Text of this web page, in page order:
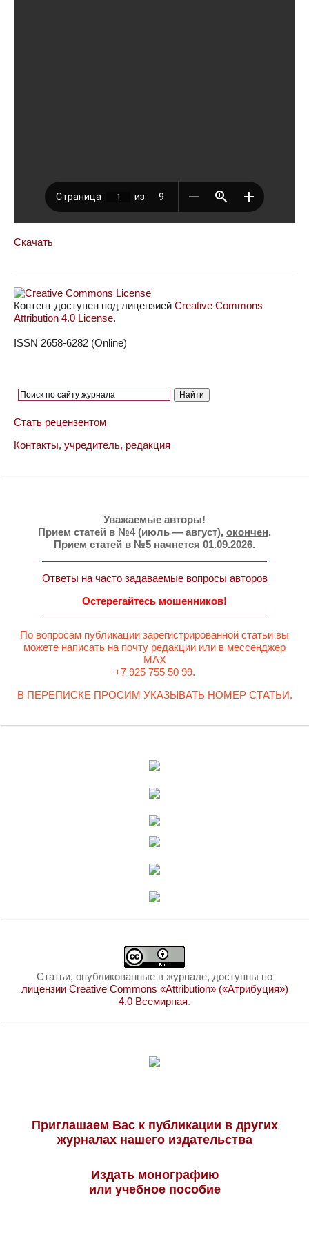
Скачать
Контент доступен под лицензией Creative Commons
Attribution 4.0 License.
ISSN 2658-6282 (Online)
Стать рецензентом
Контакты, учредитель, редакция
Уважаемые авторы!
Прием статей в №4 (июль — август), окончен.
Прием статей в №5 начнется 01.09.2026.
Ответы на часто задаваемые вопросы авторов
Остерегайтесь мошенников!
По вопросам публикации зарегистрированной статьи вы
можете написать на почту редакции или в мессенджер
MAX
+7 925 755 50 99.
В ПЕРЕПИСКЕ ПРОСИМ УКАЗЫВАТЬ НОМЕР СТАТЬИ.
Статьи, опубликованные в журнале, доступны по
лицензии Creative Commons «Attribution» («Атрибуция»)
4.0 Всемирная.
Приглашаем Вас к публикации в других
журналах нашего издательства
Издать монографию
или учебное пособие